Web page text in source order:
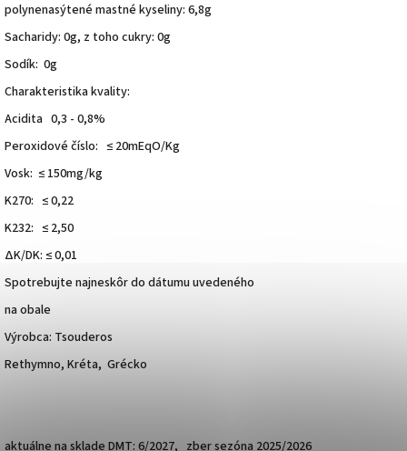
polynenasýtené mastné kyseliny: 6,8g
Sacharidy: 0g, z toho cukry: 0g
Sodík: 0g
Charakteristika kvality:
Acidita 0,3 - 0,8%
Peroxidové číslo: ≤ 20mEqO/Kg
Vosk: ≤ 150mg/kg
K270: ≤ 0,22
K232: ≤ 2,50
ΔΚ/DK: ≤ 0,01
Spotrebujte najneskôr do dátumu uvedeného
na obale
Výrobca: Tsouderos
Rethymno, Kréta, Grécko
aktuálne na sklade DMT: 6/2027, zber sezóna 2025/2026